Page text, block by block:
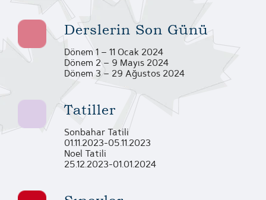
Derslerin Son Günü
Dönem 1 – 11 Ocak 2024
Dönem 2 – 9 Mayıs 2024
Dönem 3 – 29 Ağustos 2024
Tatiller
Sonbahar Tatili
01.11.2023-05.11.2023
Noel Tatili
25.12.2023-01.01.2024